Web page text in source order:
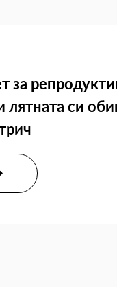
за
лятната си